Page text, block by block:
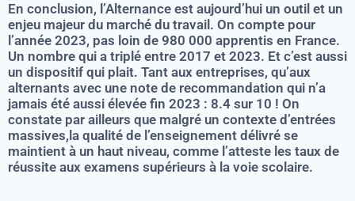
En conclusion, l’Alternance est aujourd’hui un outil et un
enjeu majeur du marché du travail. On compte pour
l’année 2023, pas loin de 980 000 apprentis en France.
Un nombre qui a triplé entre 2017 et 2023. Et c’est aussi
un dispositif qui plait. Tant aux entreprises, qu’aux
alternants avec une note de recommandation qui n’a
jamais été aussi élevée fin 2023 : 8.4 sur 10 ! On
constate par ailleurs que malgré un contexte d’entrées
massives,la qualité de l’enseignement délivré se
maintient à un haut niveau, comme l’atteste les taux de
réussite aux examens supérieurs à la voie scolaire.